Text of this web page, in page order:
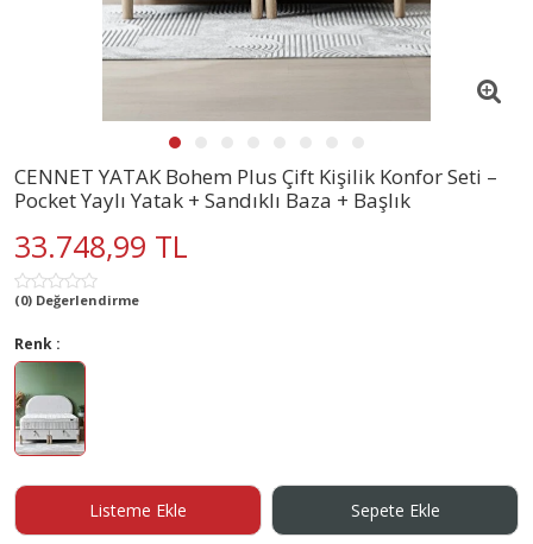
CENNET YATAK Bohem Plus Çift Kişilik Konfor Seti –
Pocket Yaylı Yatak + Sandıklı Baza + Başlık
33.748,99 TL
(0) Değerlendirme
Renk :
Listeme Ekle Sepete Ekle